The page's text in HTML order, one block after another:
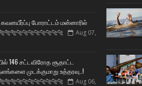
போராட்டம் மன்னாரில்
Aug 07,
146 சட்டவிரோத சூதாட்ட
முடக்குமாறு உத்தரவு..!
Aug 06,